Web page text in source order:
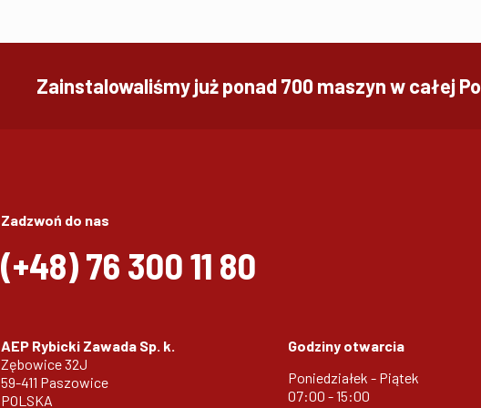
Zainstalowaliśmy już ponad 700 maszyn w całej
Zadzwoń do nas
(+48)76 300 11 80
AEP Rybicki Zawada Sp. k.
Zębowice 32J
59-411 Paszowice
POLSKA
Godziny otwarcia
Poniedziałek - Piątek
07:00 - 15:00